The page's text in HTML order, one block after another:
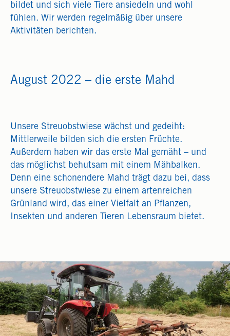
bildet und sich viele Tiere ansiedeln und wohl
fühlen. Wir werden regelmäßig über unsere
Aktivitäten berichten.
August 2022 – die erste Mahd
Unsere Streuobstwiese wächst und gedeiht:
Mittlerweile bilden sich die ersten Früchte.
Außerdem haben wir das erste Mal gemäht – und
das möglichst behutsam mit einem Mähbalken.
Denn eine schonendere Mahd trägt dazu bei, dass
unsere Streuobstwiese zu einem artenreichen
Grünland wird, das einer Vielfalt an Pflanzen,
Insekten und anderen Tieren Lebensraum bietet.